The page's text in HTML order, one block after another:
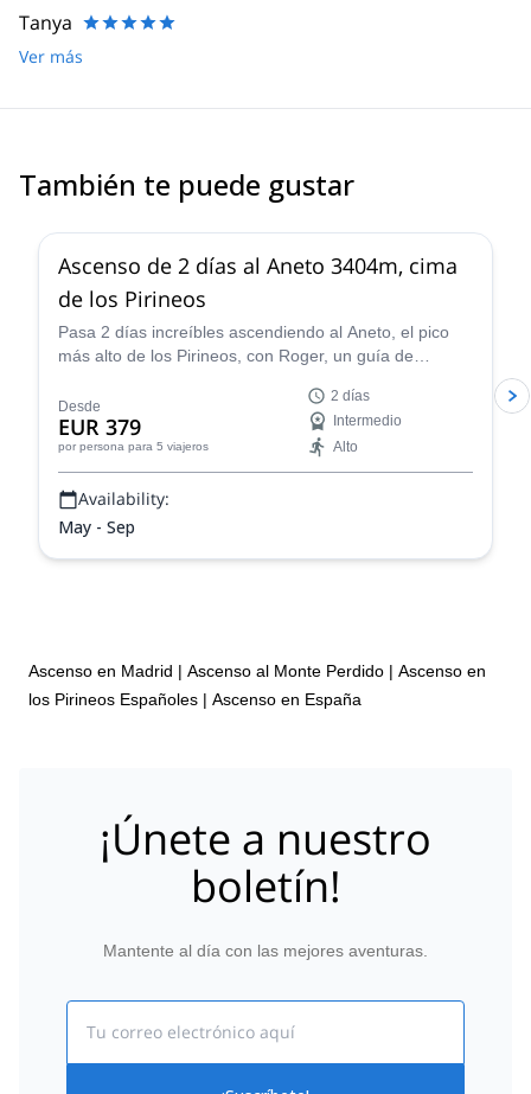
Tanya
Ver más
También te puede gustar
Ascenso de 2 días al Aneto 3404m, cima
de los Pirineos
Pasa 2 días increíbles ascendiendo al Aneto, el pico
más alto de los Pirineos, con Roger, un guía de
Desde
EUR 379
por persona para 5 viajeros
2 días
Intermedio
Alto
Availability:
May - Sep
Ascenso en Madrid | Ascenso al Monte Perdido | Ascenso en
los Pirineos Españoles | Ascenso en España
¡Únete a nuestro
boletín!
Mantente al día con las mejores aventuras.